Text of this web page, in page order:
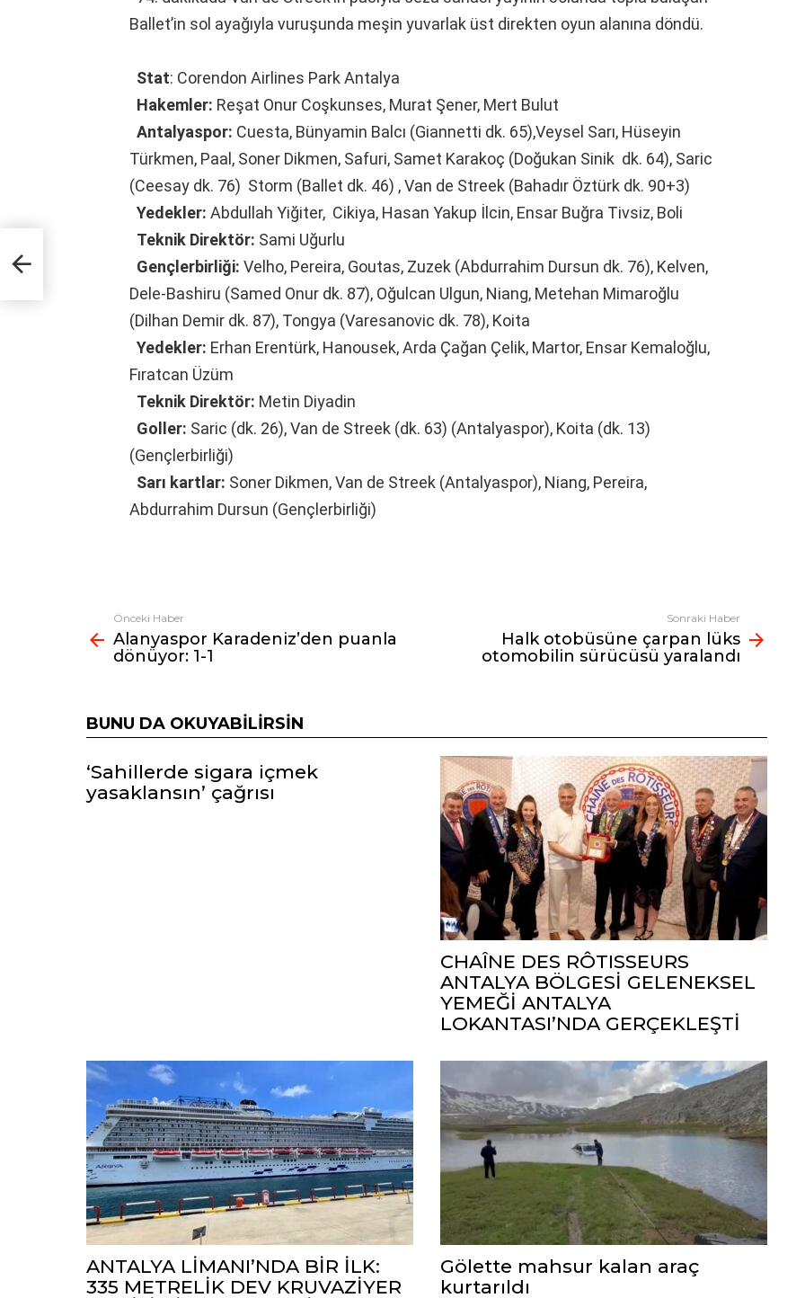
Ballet’in sol ayağıyla vuruşunda meşin yuvarlak üst direkten oyun alanına döndü.
Stat: Corendon Airlines Park Antalya
Hakemler: Reşat Onur Coşkunses, Murat Şener, Mert Bulut
Antalyaspor: Cuesta, Bünyamin Balcı (Giannetti dk. 65),Veysel Sarı, Hüseyin
Türkmen, Paal, Soner Dikmen, Safuri, Samet Karakoç (Doğukan Sinik dk. 64), Saric
(Ceesay dk. 76) Storm (Ballet dk. 46) , Van de Streek (Bahadır Öztürk dk. 90+3)
Yedekler: Abdullah Yiğiter, Cikiya, Hasan Yakup İlcin, Ensar Buğra Tivsiz, Boli
Teknik Direktör: Sami Uğurlu
Gençlerbirliği: Velho, Pereira, Goutas, Zuzek (Abdurrahim Dursun dk. 76), Kelven,
Dele-Bashiru (Samed Onur dk. 87), Oğulcan Ulgun, Niang, Metehan Mimaroğlu
(Dilhan Demir dk. 87), Tongya (Varesanovic dk. 78), Koita
Yedekler: Erhan Erentürk, Hanousek, Arda Çağan Çelik, Martor, Ensar Kemaloğlu,
Fıratcan Üzüm
Teknik Direktör: Metin Diyadin
Goller: Saric (dk. 26), Van de Streek (dk. 63) (Antalyaspor), Koita (dk. 13)
(Gençlerbirliği)
Sarı kartlar: Soner Dikmen, Van de Streek (Antalyaspor), Niang, Pereira,
Abdurrahim Dursun (Gençlerbirliği)
Fazlasına
bak
Önceki Haber
Alanyaspor Karadeniz’den puanla
dönüyor: 1-1
Sonraki Haber
Halk otobüsüne çarpan lüks
otomobilin sürücüsü yaralandı
BUNU DA OKUYABILIRSIN
‘Sahillerde sigara içmek
yasaklansın’ çağrısı
CHAÎNE DES RÔTISSEURS
ANTALYA BÖLGESİ GELENEKSEL
YEMEĞİ ANTALYA
LOKANTASI’NDA GERÇEKLEŞTİ
ANTALYA LİMANI’NDA BİR İLK:
335 METRELİK DEV KRUVAZİYER
Gölette mahsur kalan araç
kurtarıldı